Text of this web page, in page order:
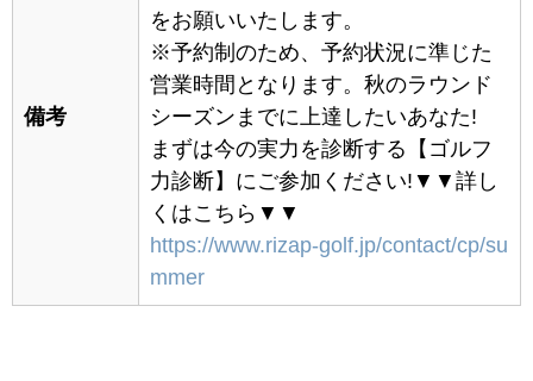
備考
をお願いいたします。
※予約制のため、予約状況に準じた
営業時間となります。秋のラウンド
シーズンまでに上達したいあなた!
まずは今の実力を診断する【ゴルフ
力診断】にご参加ください!▼▼詳し
くはこちら▼▼
https://www.rizap-golf.jp/contact/cp/su
mmer